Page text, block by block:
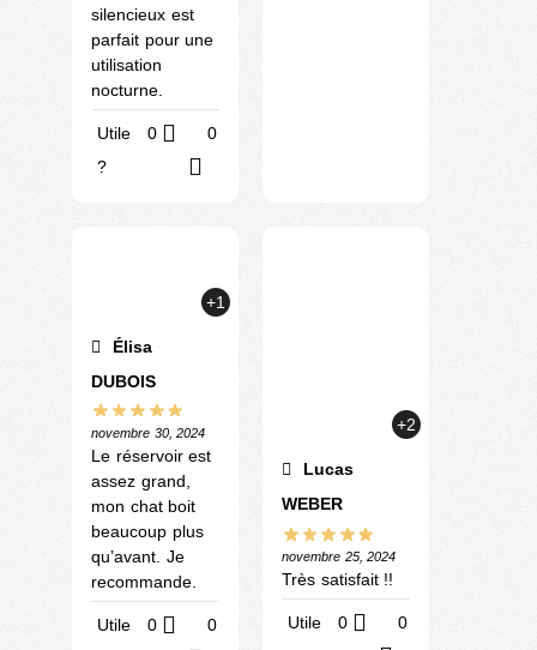
silencieux est
parfait pour une
utilisation
nocturne.
Utile
?
0 0
+1
Élisa
DUBOIS
novembre 30, 2024
Le réservoir est
assez grand,
mon chat boit
beaucoup plus
qu’avant. Je
recommande.
Utile
0 0
+2
Lucas
WEBER
novembre 25, 2024
Très satisfait !!
Utile
0 0